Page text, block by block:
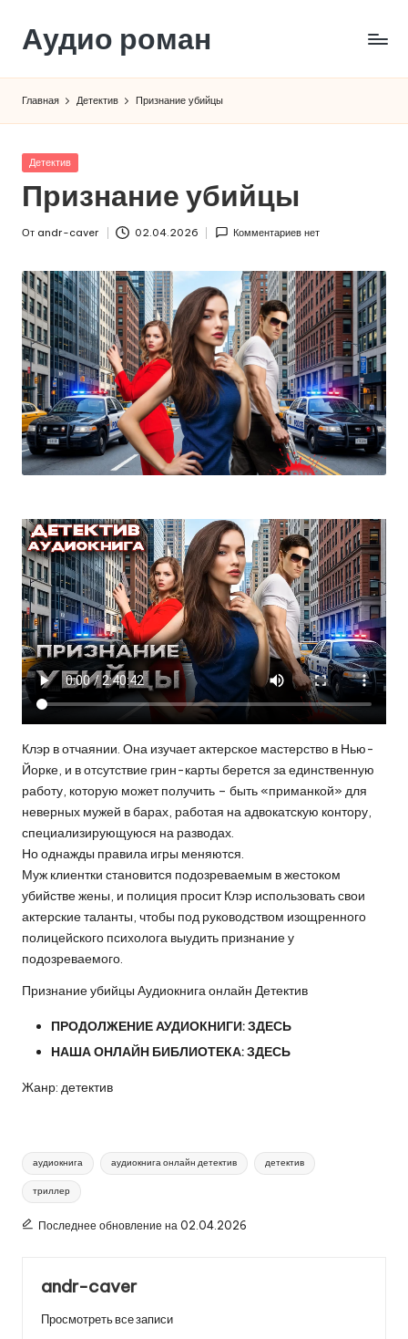
Перейти
содержимому
Аудио роман
Главная Детектив Признание убийцы
Опубликовано
Детектив
Признание убийцы
От andr-caver 02.04.2026 Комментариев нет
Клэр в отчаянии. Она изучает актерское мастерство в Нью-
Йорке, и в отсутствие грин-карты берется за единственную
работу, которую может получить – быть «приманкой» для
неверных мужей в барах, работая на адвокатскую контору,
специализирующуюся на разводах.
Но однажды правила игры меняются.
Муж клиентки становится подозреваемым в жестоком
убийстве жены, и полиция просит Клэр использовать свои
актерские таланты, чтобы под руководством изощренного
полицейского психолога выудить признание у
подозреваемого.
Признание убийцы Аудиокнига онлайн Детектив
ПРОДОЛЖЕНИЕ АУДИОКНИГИ:ЗДЕСЬ
НАША ОНЛАЙН БИБЛИОТЕКА:ЗДЕСЬ
Жанр: детектив
Метки:
аудиокнига аудиокнига онлайн детектив детектив
триллер
Последнее обновление на 02.04.2026
andr-caver
Просмотреть все записи